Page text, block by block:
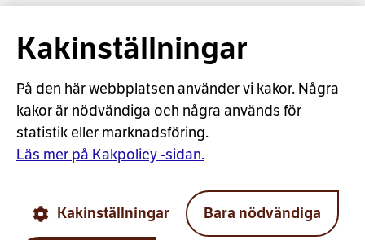
Statistikdatabas
Regleringen av placeringsverksamheten
Ansvarsfull placering
Placeringsordlista
Beräkning av aktieavkastningen
© Arbetspensionsförsäkrarna TELA rf
Cookies
Kakinställningar
På den här webbplatsen använder vi kakor. Några
kakor är nödvändiga och några används för
statistik eller marknadsföring.
Läs mer på Kakpolicy -sidan.
Kakinställningar Bara nödvändiga